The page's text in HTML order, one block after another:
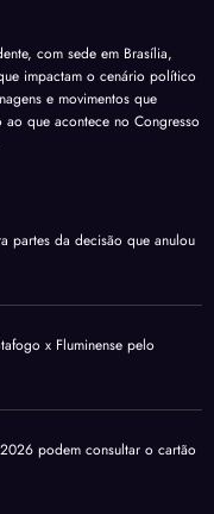
com sede em Brasília,
impactam o cenário político
e movimentos que
que acontece no Congresso
partes da decisão que anulou
x Fluminense pelo
podem consultar o cartão